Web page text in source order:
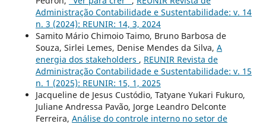
Administração Contabilidade e Sustentabilidade: v. 14
n. 3 (2024): REUNIR: 14, 3, 2024
Samito Mário Chimoio Taimo, Bruno Barbosa de
Souza, Sirlei Lemes, Denise Mendes da Silva, A
energia dos stakeholders , REUNIR Revista de
Administração Contabilidade e Sustentabilidade: v. 15
n. 1 (2025): REUNIR: 15, 1, 2025
Jacqueline de Jesus Custódio, Tatyane Yukari Fukuro,
Juliane Andressa Pavão, Jorge Leandro Delconte
Ferreira, Análise do controle interno no setor de